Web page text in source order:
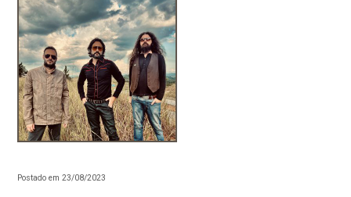
Postado em 23/08/2023